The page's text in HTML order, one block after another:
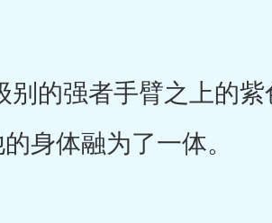
强者手臂之上的紫
身体融为了一体。